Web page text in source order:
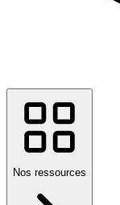
Nos ressources